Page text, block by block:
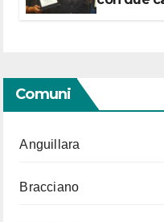
Comuni
Anguillara
Bracciano